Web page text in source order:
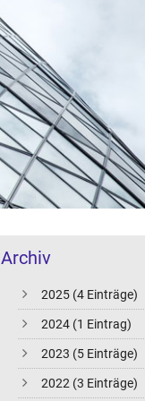
Archiv
2025 (4 Einträge)
2024 (1 Eintrag)
2023 (5 Einträge)
2022 (3 Einträge)